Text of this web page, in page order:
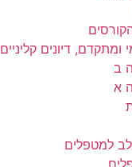
ומתקדם, דיונים קליניים
ב
א
למטפלים